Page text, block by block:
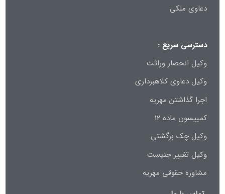
دعاوی ملکی
دسترسی سریع :
وکیل انحصار وراثت
وکیل دعاوی کلاهبرداری
اجرا گذاشتن مهریه
کمییسون ماده 12
وکیل چک برگشتی
وکیل تغییر جنیست
مشاوره حقوقی مهریه